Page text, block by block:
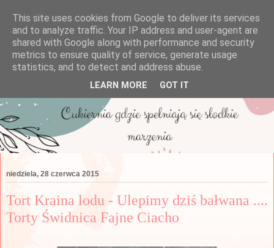
niedziela, 28 czerwca 2015
Tort Kraina lodu - Ulepimy dziś bałwana ....
Torty Świdnica Fajne Ciacho
This site uses cookies from Google to deliver its services
and to analyze traffic. Your IP address and user-agent are
shared with Google along with performance and security
metrics to ensure quality of service, generate usage
statistics, and to detect and address abuse.
LEARN MORE GOT IT